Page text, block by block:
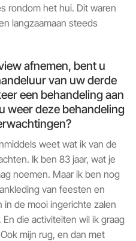
rondom het hui. Dit waren
langzaamaan steeds
afnemen, bent u
van uw derde
een behandeling aan
weer deze behandeling
weet wat ik van de
Ik ben 83 jaar, wat je
noemen. Maar ik ben nog
van feesten en
de mooi ingerichte zalen
die activiteiten wil ik graag
mijn rug, en dan met